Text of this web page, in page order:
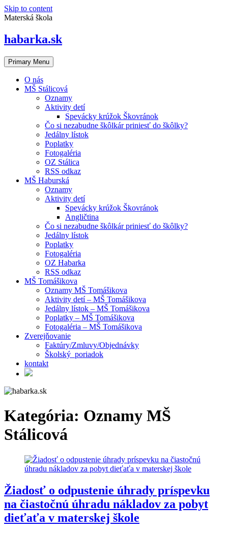
Skip to content
Materská škola
habarka.sk
Primary Menu
O nás
MŠ Stálicová
Oznamy
Aktivity detí
Spevácky krúžok Škovránok
Čo si nezabudne škôlkár priniesť do škôlky?
Jedálny lístok
Poplatky
Fotogaléria
OZ Stálica
RSS odkaz
MŠ Haburská
Oznamy
Aktivity detí
Spevácky krúžok Škovránok
Angličtina
Čo si nezabudne škôlkár priniesť do škôlky?
Jedálny lístok
Poplatky
Fotogaléria
OZ Habarka
RSS odkaz
MŠ Tomášikova
Oznamy MŠ Tomášikova
Aktivity detí – MŠ Tomášikova
Jedálny lístok – MŠ Tomášikova
Poplatky – MŠ Tomášikova
Fotogaléria – MŠ Tomášikova
Zverejňovanie
Faktúry/Zmluvy/Objednávky
Školský poriadok
kontakt
Kategória: Oznamy MŠ
Stálicová
Žiadosť o odpustenie úhrady príspevku
na čiastočnú úhradu nákladov za pobyt
dieťaťa v materskej škole